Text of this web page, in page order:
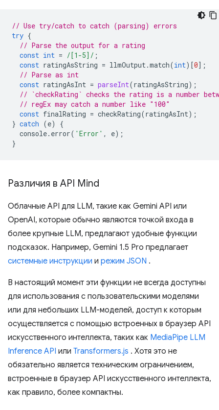
// Use try/catch to catch (parsing) errors
try {
// Parse the output for a rating
const int = /[1-5]/ ;
const ratingAsString = llmOutput.match(int)[0];
// Parse as int
const ratingAsInt = parseInt(ratingAsString);
// `checkRating` checks the rating is a number
// regEx may catch a number like "100"
const finalRating = checkRating(ratingAsInt);
} catch (e)
{
console. error( 'Error' , e);
}
Различия в API Mind
Облачные API для LLM, такие как Gemini API или
OpenAI, которые обычно являются точкой входа в
более крупные LLM, предлагают удобные функции
подсказок. Например, Gemini 1.5 Pro предлагает
системные инструкции и режим JSON .
В настоящий момент эти функции не всегда доступны
для использования с пользовательскими моделями
или для небольших LLM-моделей, доступ к которым
осуществляется с помощью встроенных в браузер API
искусственного интеллекта, таких как MediaPipe LLM
Inference API или Transformers.js . Хотя это не
обязательно является техническим ограничением,
встроенные в браузер API искусственного интеллекта,
как правило, более компактны.